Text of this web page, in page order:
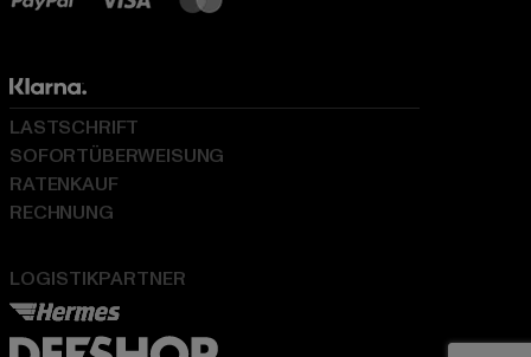
LOGISTIKPARTNER
LASTSCHRIFT
SOFORTÜBERWEISUNG
RATENKAUF
RECHNUNG